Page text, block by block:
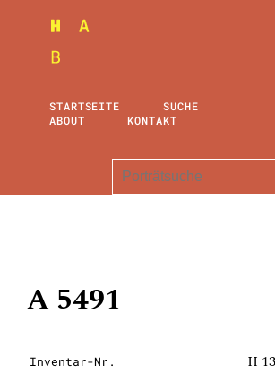
STARTSEITE
SUCHE
ABOUT
KONTAKT
A 5491
Inventar-Nr. II